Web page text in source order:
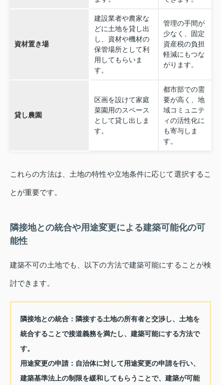
資材置き場
建設業者や農家な
どに土地を貸し出
し、資材や機材の
保管場所として利
用してもらいま
す。
管理の手間が
少なく、固定
資産税の負担
軽減にもつな
がります。
貸し農園
区画を設けて家庭
菜園用のスペース
として貸し出しま
す。
都市部での需
要が高く、地
域コミュニテ
ィの活性化に
も寄与しま
す。
これらの方法は、土地の特性や立地条件に応じて選択するこ
とが重要です。
隣接地との統合や用途変更による建築可能化の可
能性
建築不可の土地でも、以下の方法で建築可能にすることが検
討できます。
隣接地との統合： 隣接する土地の所有者と交渉し、土地を
統合することで接道義務を満たし、建築可能にする方法で
す。
用途変更の申請： 自治体に対して用途変更の申請を行い、
建築基準法上の制限を緩和してもらうことで、建築が可能